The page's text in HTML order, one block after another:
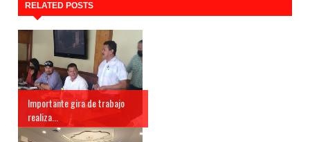
RELATED POSTS
Importante gira de trabajo
realiza...